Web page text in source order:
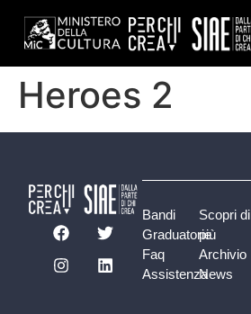
Heroes 2
Bandi
Graduatorie
Faq
Assistenza
Scopri di
più
Archivio
News